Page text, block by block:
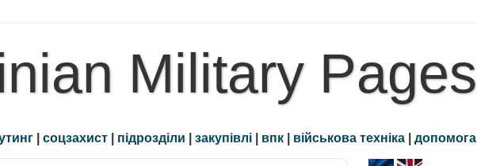
Military Pages
| соцзахист | підрозділи | закупівлі | впк | військова техніка | допомога